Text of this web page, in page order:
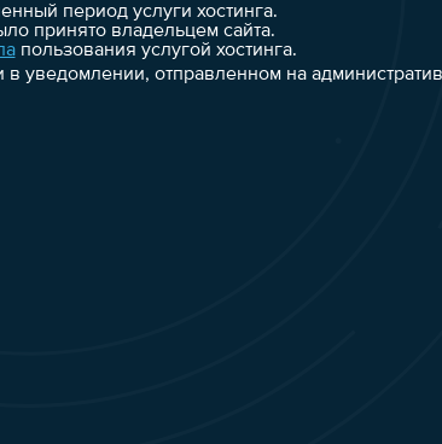
период услуги хостинга.
принято владельцем сайта.
пользования услугой хостинга.
в уведомлении, отправленном на